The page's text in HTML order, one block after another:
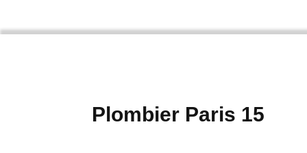
Plombier Paris 15